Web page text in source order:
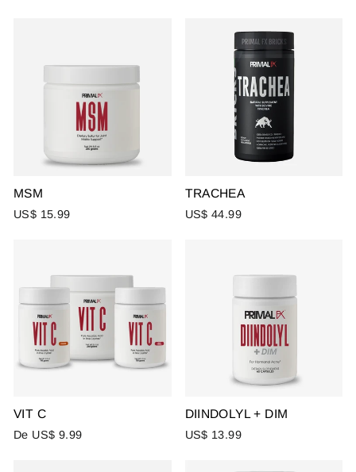
MSM
US$ 15.99
TRACHEA
US$ 44.99
VIT C
De US$ 9.99
DIINDOLYL + DIM
US$ 13.99